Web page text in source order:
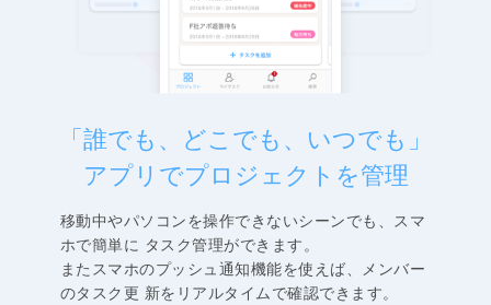
「誰でも、どこでも、いつでも」
アプリでプロジェクトを管理
移動中やパソコンを操作できないシーンでも、スマ
ホで簡単に タスク管理ができます。
またスマホのプッシュ通知機能を使えば、メンバー
のタスク更 新をリアルタイムで確認できます。